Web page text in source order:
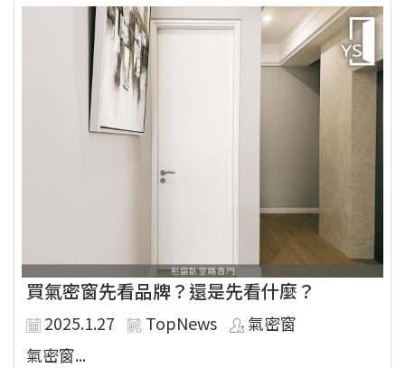
買氣密窗先看品牌？還是先看什麼？
2025.1.27 TopNews
氣密窗
氣密窗...